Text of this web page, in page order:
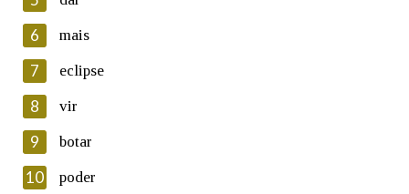
persoal, que estes datos serán obxecto de tratamento
automatizado de carácter confidencial e incorporados aos seus
ficheiros informáticos. Así mesmo, os usuarios poderán exercer o
seu dereito de acceso, rectificación, oposición e cancelación dos
seus datos poñéndose en contacto connosco.
Lin e acepto as condicións da política de
Introduce o código que aparece na imaxe:
6 mais
7 eclipse
8 vir
9 botar
10 poder